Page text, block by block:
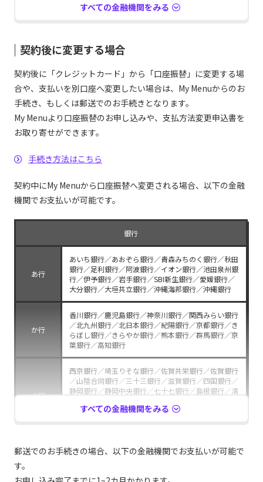
すべての金融機関をみる
行／住信SBIネット銀行／スルガ銀行／セブン銀行／
大光銀行／第四北越銀行／大東銀行／但馬銀行／筑邦
銀行／千葉銀行／千葉興業銀行／中国銀行／筑波銀行
徳島大正銀行／栃木銀行／鳥取銀行／トマト銀行／富
山銀行／富山第一銀行
な行
長崎銀行／長野銀行／名古屋銀行／南都銀行／西日本
シティ銀行
は行
四銀行／広島銀行／福井銀行／福岡銀行／福岡中央銀
行／福島銀行／福邦銀行／PayPay銀行／豊和銀行／
行
ま行
行／南日本銀行／宮崎銀行／宮崎太陽銀行／武蔵野銀
山形銀行／山口銀行／山梨中央銀行／ゆうちょ銀行／
横浜銀行
楽天銀行／りそな銀行／琉球銀行
信用金庫
い森信用金庫／青木信用金庫／秋田信用金庫／朝日信
用金庫／旭川信用金庫／足利小山信用金庫／足立成和
信用金庫／阿南信用金庫／網走信用金庫／あぶくま信
用金庫／尼崎信用金庫／天草信用金庫／奄美大島信用
金庫／新井信用金庫／アルプス中央信用金庫／淡路信
信用金庫／永和信用金庫／越前信用金庫／愛媛信用金
契約後に変更する場合
契約後に「クレジットカード」から「口座振替」に変更する場
合や、支払いを別口座へ変更したい場合は、My Menuからのお
手続き、もしくは郵送でのお手続きとなります。
My Menuより口座振替のお申し込みや、支払方法変更申込書を
お取り寄せができます。
手続き方法はこちら
契約中にMy Menuから口座振替へ変更される場合、以下の金融
機関でお支払いが可能です。
すべての金融機関をみる
銀行
あ行
あいち銀行／あおぞら銀行／青森みちのく銀行／秋田
銀行／足利銀行／阿波銀行／イオン銀行／池田泉州銀
行／伊予銀行／岩手銀行／SBI新生銀行／愛媛銀行／
大分銀行／大垣共立銀行／沖縄海邦銀行／沖縄銀行
か行
香川銀行／鹿児島銀行／神奈川銀行／関西みらい銀行
／北九州銀行／北日本銀行／紀陽銀行／京都銀行／き
らぼし銀行／きらやか銀行／熊本銀行／群馬銀行／京
葉銀行／高知銀行
さ行
西京銀行／埼玉りそな銀行／佐賀共栄銀行／佐賀銀行
／山陰合同銀行／三十三銀行／滋賀銀行／四国銀行／
静岡銀行／静岡中央銀行／七十七銀行／島根銀行／清
行／住信SBIネット銀行／スルガ銀行／セブン銀行／
大光銀行／第四北越銀行／大東銀行／但馬銀行／筑邦
銀行／千葉銀行／千葉興業銀行／中国銀行／筑波銀行
徳島大正銀行／栃木銀行／鳥取銀行／トマト銀行／富
郵送でのお手続きの場合、以下の金融機関でお支払いが可能で
す。